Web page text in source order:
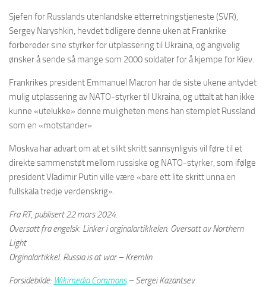
Sjefen for Russlands utenlandske etterretningstjeneste (SVR),
Sergey Naryshkin, hevdet tidligere denne uken at Frankrike
forbereder sine styrker for utplassering til Ukraina, og angivelig
ønsker å sende så mange som 2000 soldater for å kjempe for Kiev.
Frankrikes president Emmanuel Macron har de siste ukene antydet
mulig utplassering av NATO-styrker til Ukraina, og uttalt at han ikke
kunne «utelukke» denne muligheten mens han stemplet Russland
som en «motstander».
Moskva har advart om at et slikt skritt sannsynligvis vil føre til et
direkte sammenstøt mellom russiske og NATO-styrker, som ifølge
president Vladimir Putin ville være «bare ett lite skritt unna en
fullskala tredje verdenskrig».
Fra RT, publisert 22 mars 2024.
Oversatt fra engelsk. Linker i orginalartikkelen. Oversatt av Northern
Light
Orginalartikkel: Russia is at war – Kremlin.
Forsidebilde: Wikimedia Commons– Sergei Kazantsev